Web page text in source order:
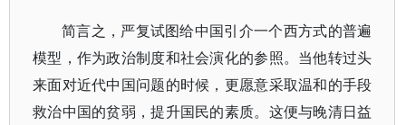
简言之，严复试图给中国引介一个西方式的普遍
模型，作为政治制度和社会演化的参照。当他转过头
来面对近代中国问题的时候，更愿意采取温和的手段
救治中国的贫弱，提升国民的素质。这便与晚清日益